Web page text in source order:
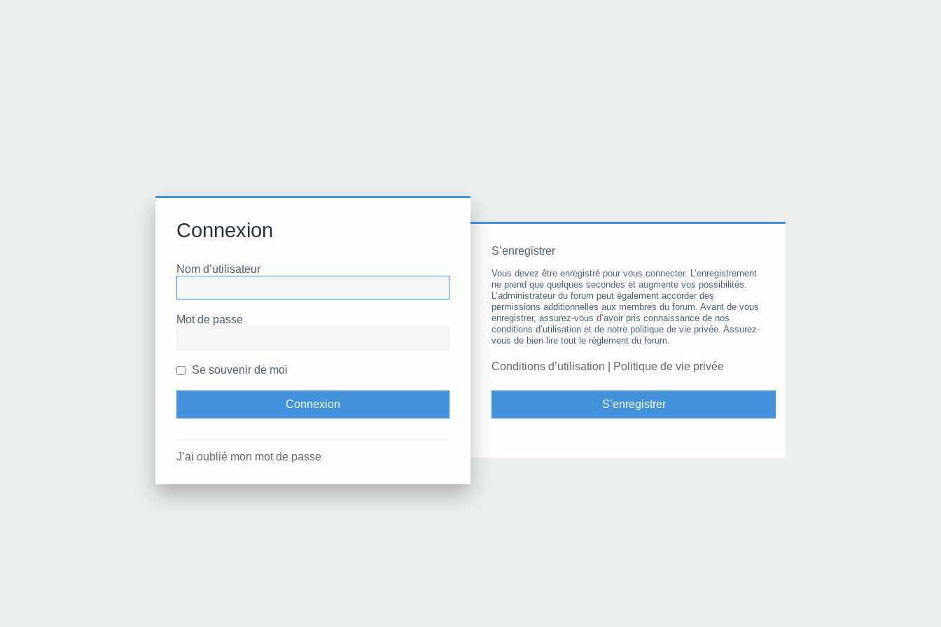
Connexion
Nom d’utilisateur
Mot de passe
Se souvenir de moi
J’ai oublié mon mot de passe
S’enregistrer
Vous devez être enregistré pour vous connecter. L’enregistrement
ne prend que quelques secondes et augmente vos possibilités.
L’administrateur du forum peut également accorder des
permissions additionnelles aux membres du forum. Avant de vous
enregistrer, assurez-vous d’avoir pris connaissance de nos
conditions d’utilisation et de notre politique de vie privée. Assurez-
vous de bien lire tout le règlement du forum.
Conditions d’utilisation Politique de vie privée
S’enregistrer